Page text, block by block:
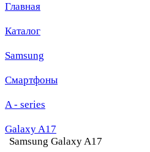
Главная
Каталог
Samsung
Смартфоны
A - series
Galaxy A17
Samsung Galaxy A17